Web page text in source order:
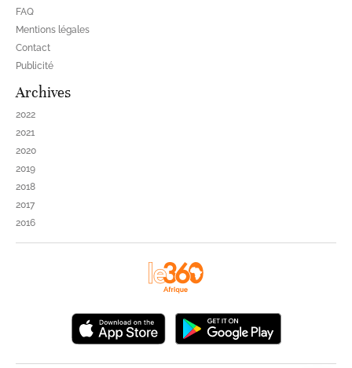
FAQ
Mentions légales
Contact
Publicité
Archives
2022
2021
2020
2019
2018
2017
2016